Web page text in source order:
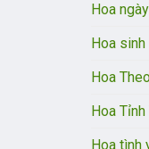
Hoa
Hoa
Hoa
Hoa
Hoa tình